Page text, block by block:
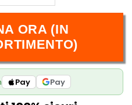
ORA (IN
Pay Pay